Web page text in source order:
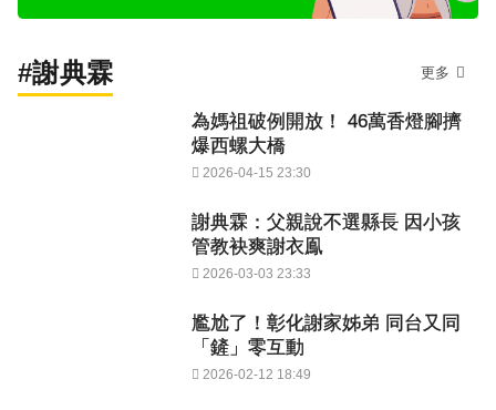
#謝典霖 更多
為媽祖破例開放！ 46萬香燈腳擠
爆西螺大橋
2026-04-15 23:30
謝典霖：父親說不選縣長 因小孩
管教袂爽謝衣鳯
2026-03-03 23:33
尷尬了！彰化謝家姊弟 同台又同
「鏟」零互動
2026-02-12 18:49